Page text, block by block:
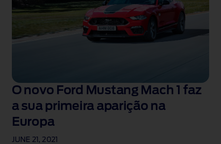
O novo Ford Mustang Mach 1 faz
a sua primeira aparição na
Europa
JUNE 21, 2021